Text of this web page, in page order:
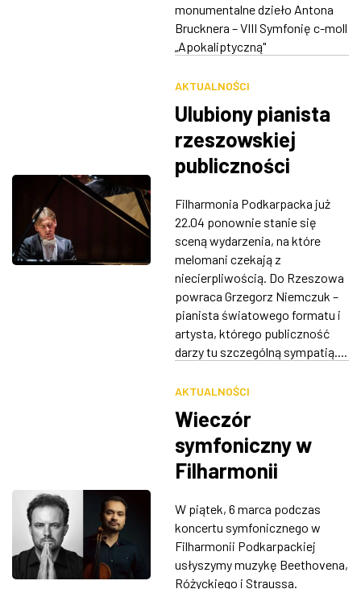
monumentalne dzieło Antona
Brucknera – VIII Symfonię c-moll
„Apokaliptyczną"
AKTUALNOŚCI
Ulubiony pianista
rzeszowskiej
publiczności
Niemczuk wraca
do Rzeszowa już
22 kwietnia. Tym
razem zagra na
fortepianie Fazioli!
Filharmonia Podkarpacka już
22.04 ponownie stanie się
sceną wydarzenia, na które
melomani czekają z
niecierpliwością. Do Rzeszowa
powraca Grzegorz Niemczuk –
pianista światowego formatu i
artysta, którego publiczność
darzy tu szczególną sympatią....
AKTUALNOŚCI
Wieczór
symfoniczny w
Filharmonii
programie m.in.
koncert
skrzypcowy
W piątek, 6 marca podczas
koncertu symfonicznego w
Filharmonii Podkarpackiej
usłyszymy muzykę Beethovena,
Różyckiego i Straussa.